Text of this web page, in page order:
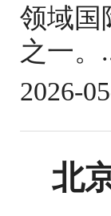
领域国
之一。
2026-
北